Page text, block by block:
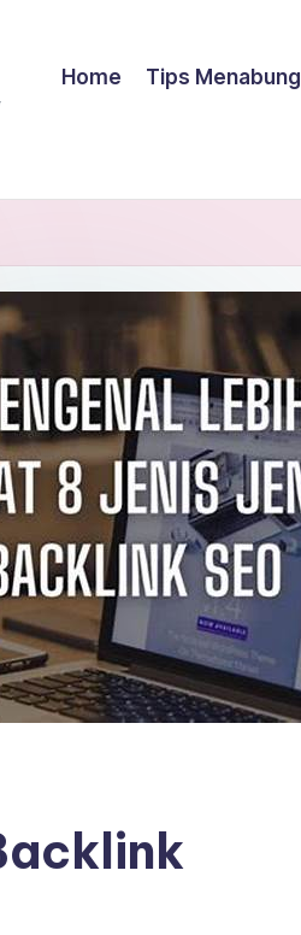
Home Tips Menabung